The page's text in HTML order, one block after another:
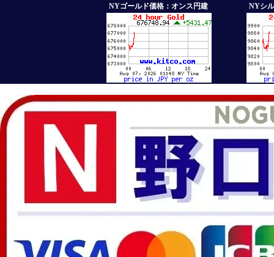
NYゴールド価格：オンス円建 NYシ